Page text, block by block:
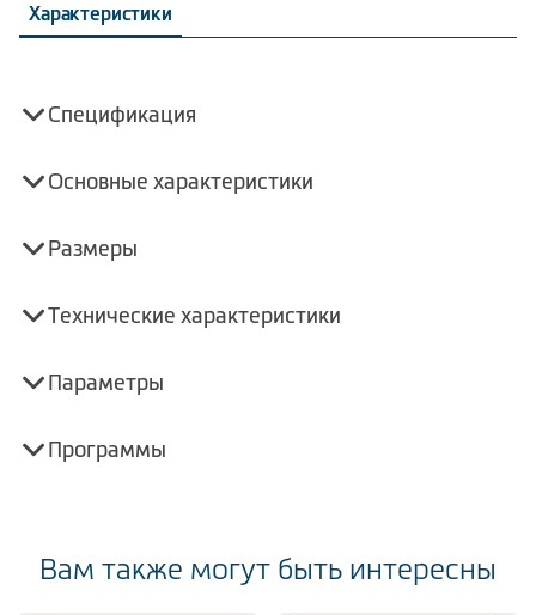
Характеристики
Спецификация
Основные характеристики
Размеры
Технические характеристики
Параметры
Программы
Вам также могут быть интересны